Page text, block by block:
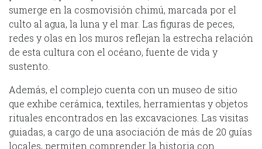
sumerge en la cosmovisión chimú, marcada por el
culto al agua, la luna y el mar. Las figuras de peces,
redes y olas en los muros reflejan la estrecha relación
de esta cultura con el océano, fuente de vida y
sustento.
Además, el complejo cuenta con un museo de sitio
que exhibe cerámica, textiles, herramientas y objetos
rituales encontrados en las excavaciones. Las visitas
guiadas, a cargo de una asociación de más de 20 guías
locales, permiten comprender la historia con